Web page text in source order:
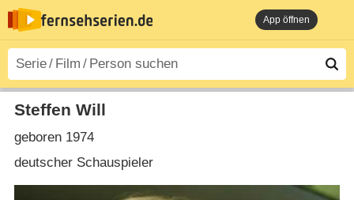
App öffnen
Steffen Will
geboren 1974
deutscher Schauspieler